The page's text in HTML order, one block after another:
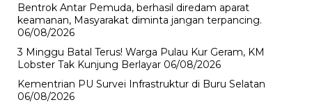
Bentrok Antar Pemuda, berhasil diredam aparat
keamanan, Masyarakat diminta jangan terpancing.
06/08/2026
3 Minggu Batal Terus! Warga Pulau Kur Geram, KM
Lobster Tak Kunjung Berlayar 06/08/2026
Kementrian PU Survei Infrastruktur di Buru Selatan
06/08/2026